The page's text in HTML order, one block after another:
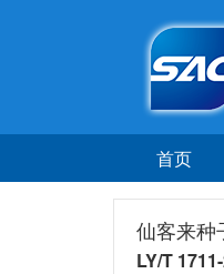
首页
仙客来种
LY/T